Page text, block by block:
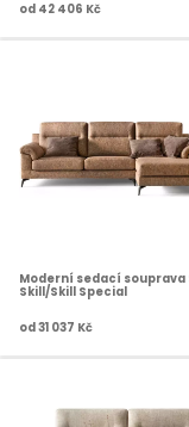
od 42 406 Kč
Moderní sedací souprava
Skill/Skill Special
od31 037 Kč